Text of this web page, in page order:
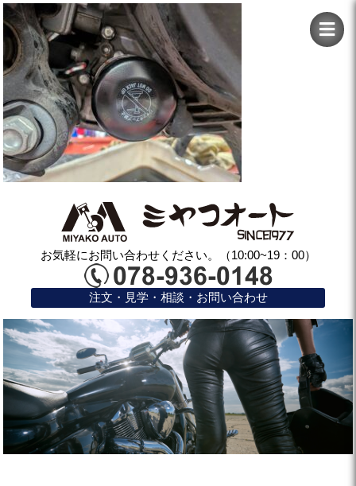
お気軽にお問い合わせください。（10:00~19：00）
注文・見学・相談・お問い合わせ